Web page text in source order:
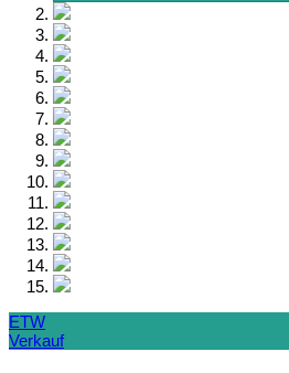
ETW
Verkauf